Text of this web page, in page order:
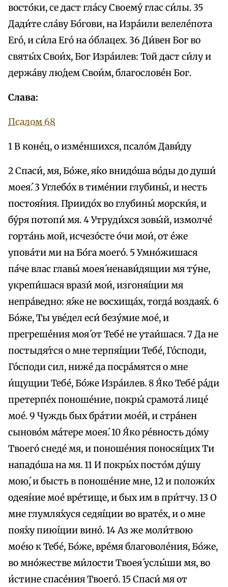
восто́ки, се даст гла́су Своему́ глас си́лы. 35
Дади́те сла́ву Бо́гови, на Изра́или велеле́пота
Его́, и си́ла Его́ на о́блацех. 36 Ди́вен Бог во
святы́х Свои́х, Бог Изра́илев: Той даст си́лу и
держа́ву лю́дем Свои́м, благослове́н Бог.
Слава:
Псалом 68
1 В коне́ц, о изме́ншихся, псало́м Дави́ду
2 Спаси́, мя, Бо́же, я́ко внидо́ша во́ды до души́
моея́. 3 Углебо́х в тиме́нии глубины́, и несть
постоя́ния. Приидо́х во глубины́ морски́я, и
бу́ря потопи́ мя. 4 Утруди́хся зовы́й, измолче́
горта́нь мой, исчезо́сте о́чи мои́, от е́же
упова́ти ми на Бо́га моего́. 5 Умно́жишася
па́че влас главы́ моея́ ненави́дящии мя ту́не,
укрепи́шася врази́ мои́, изгоня́щии мя
непра́ведно: я́же не восхища́х, тогда́ воздая́х. 6
Бо́же, Ты уве́дел еси́ безу́мие мое́, и
прегреше́ния моя́ от Тебе́ не утаи́шася. 7 Да не
постыдя́тся о мне терпя́щии Тебе́, Го́споди,
Го́споди сил, ниже́ да посра́мятся о мне
и́щущии Тебе́, Бо́же Изра́илев. 8 Я́ко Тебе́ ра́ди
претерпе́х поноше́ние, покры́ срамота́ лице́
мое́. 9 Чуждь бых бра́тии мое́й, и стра́нен
сыново́м ма́тepe моея́. 10 Я́ко ре́вность до́му
Твоего́ снеде́ мя, и поноше́ния понося́щих Ти
нападо́ша на мя. 11 И покры́х посто́м ду́шу
мою́, и бысть в поноше́ние мне, 12 и положи́х
одея́ние мое́ вре́тище, и бых им в при́тчу. 13 О
мне глумля́хуся седя́щии во врате́х, и о мне
поя́ху пию́щии вино́. 14 Аз же моли́твою
мое́ю к Тебе́, Бо́же, вре́мя благоволе́ния, Бо́же,
во мно́жестве ми́лости Твоея́ услы́ши мя, во
и́стине спасе́ния Твоего́. 15 Спаси́ мя от